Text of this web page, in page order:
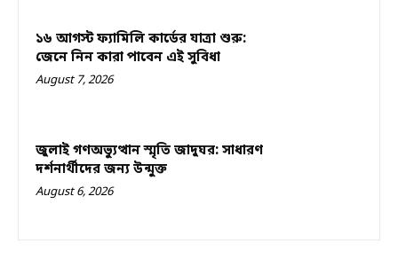
১৬ আগস্ট ফ্যামিলি কার্ডের যাত্রা শুরু:
জেনে নিন কারা পাবেন এই সুবিধা
August 7, 2026
জুলাই গণঅভ্যুত্থান স্মৃতি জাদুঘর: সাধারণ
দর্শনার্থীদের জন্য উন্মুক্ত
August 6, 2026